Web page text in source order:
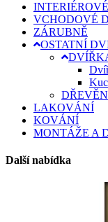
VCHODOVÉ
ZÁRUBNĚ
OSTATNÍ
LAKOVÁNÍ
KOVÁNÍ
MONTÁŽE A
Další nabídka